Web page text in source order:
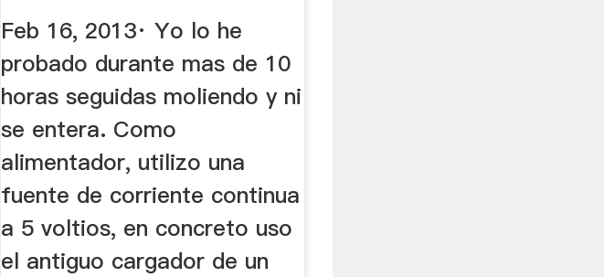
Ball Mill ...
Feb 16, 2013· Yo lo he
probado durante mas de 10
horas seguidas moliendo y ni
se entera. Como
alimentador, utilizo una
fuente de corriente continua
a 5 voltios, en concreto uso
el antiguo cargador de un